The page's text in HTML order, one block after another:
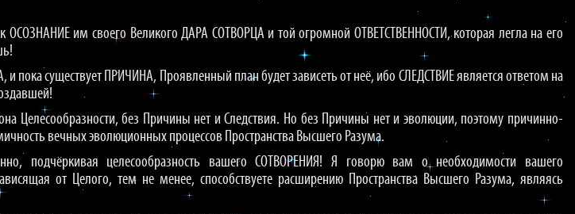
ОСОЗНАНИЕ им своего Великого ДАРА СОТВОРЦА и той огромной ОТВЕТСТВЕННОСТИ, которая легла на его
пока существует ПРИЧИНА, Проявленный план будет зависеть от неё, ибо СЛЕДСТВИЕ является ответом на
Целесообразности, без Причины нет и Следствия. Но без Причины нет и эволюции, поэтому причинно-
вечных эволюционных процессов Пространства Высшего Разума.
подчёркивая целесообразность вашего СОТВОРЕНИЯ! Я говорю вам о необходимости вашего
от Целого, тем не менее, способствуете расширению Пространства Высшего Разума, являясь